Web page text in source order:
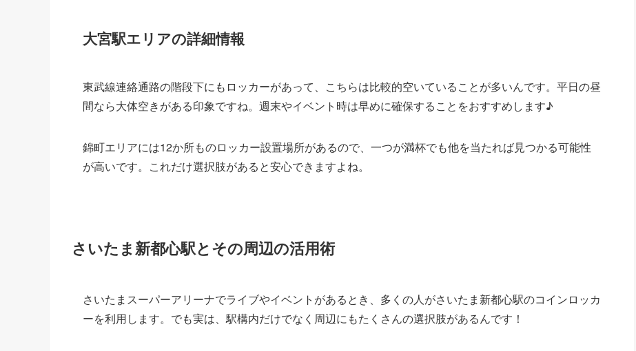
大宮駅エリアの詳細情報
東武線連絡通路の階段下にもロッカーがあって、こちらは比較的空いていることが多いんです。平日の昼
間なら大体空きがある印象ですね。週末やイベント時は早めに確保することをおすすめします♪
錦町エリアには12か所ものロッカー設置場所があるので、一つが満杯でも他を当たれば見つかる可能性
が高いです。これだけ選択肢があると安心できますよね。
さいたま新都心駅とその周辺の活用術
さいたまスーパーアリーナでライブやイベントがあるとき、多くの人がさいたま新都心駅のコインロッカ
ーを利用します。でも実は、駅構内だけでなく周辺にもたくさんの選択肢があるんです！